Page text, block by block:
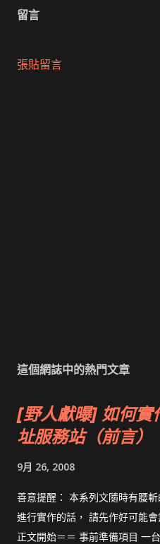
留言
張貼留言
這個網誌中的熱門文章
[野人獻曝] 如何實
址服務站（前言）
9月 26, 2008
善意提醒： 本系列文隨時有腰
進行實作的話， 請先作好可能
正文開始＝＝ 事前準備項目 一